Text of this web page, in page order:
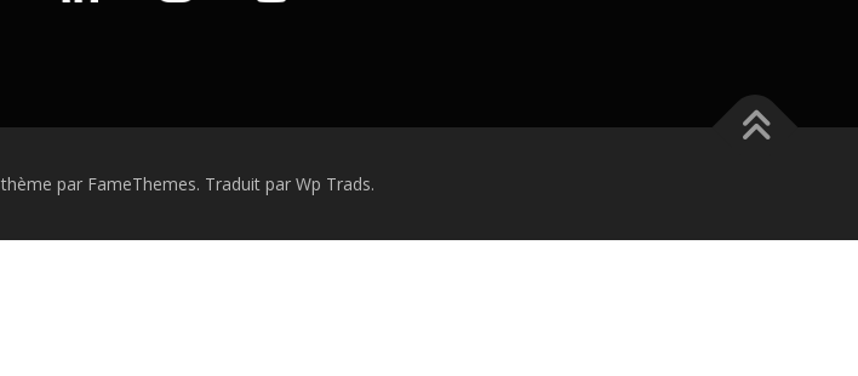
thème par FameThemes. Traduit par Wp Trads.